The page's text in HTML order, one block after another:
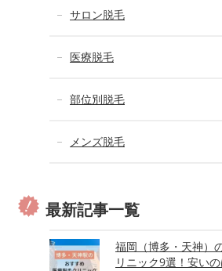
サロン脱毛
医療脱毛
部位別脱毛
メンズ脱毛
最新記事一覧
福岡（博多・天神）
リニック9選！安い